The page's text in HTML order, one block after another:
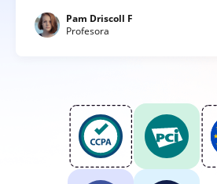
Pam Driscoll F
Profesora